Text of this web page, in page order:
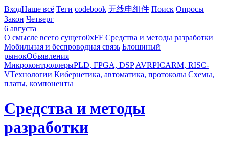
ВходНаше всё Теги codebook 无线电组件 Поиск Опросы
Закон Четверг
6 августа
О смысле всего сущего0xFF Средства и методы разработки
Мобильная и беспроводная связь Блошиный
рынокОбъявления
МикроконтроллерыPLD, FPGA, DSP AVRPICARM, RISC-
VТехнологии Кибернетика, автоматика, протоколы Схемы,
платы, компоненты
Средства и методы
разработки